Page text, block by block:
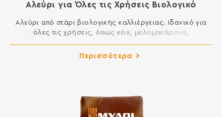
Αλεύρι για Όλες τις Χρήσεις Βιολογικό
Αλεύρι από στάρι βιολογικής καλλιέργειας. Ιδανικό για
όλες τις χρήσεις, όπως κέικ, μελομακάρονα,
ΣΥΣΤΑΤΙΚΑ: ΑΛΕΥΡΙ ΚΑΤΗΓΟΡΙΑΣ Μ ΑΠΟ ΜΑΛΑΚΟ ΣΙΤΑΡΙ.
Περισσότερα